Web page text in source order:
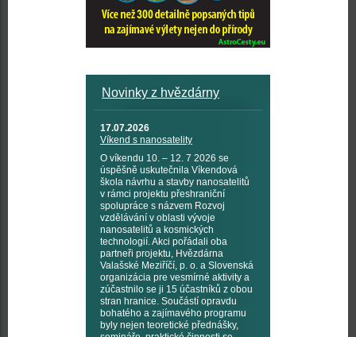
Novinky z hvězdárny
17.07.2026
Víkend s nanosatelity
O víkendu 10. – 12. 7 2026 se
úspěšně uskutečnila Víkendová
škola návrhu a stavby nanosatelitů
v rámci projektu přeshraniční
spolupráce s názvem Rozvoj
vzdělávání v oblasti vývoje
nanosatelitů a kosmických
technologií. Akci pořádali oba
partneři projektu, Hvězdárna
Valašské Meziříčí, p. o. a Slovenská
organizácia pre vesmírné aktivity a
zúčastnilo se ji 15 účastníků z obou
stran hranice. Součástí opravdu
bohatého a zajímavého programu
byly nejen teoretické přednášky,